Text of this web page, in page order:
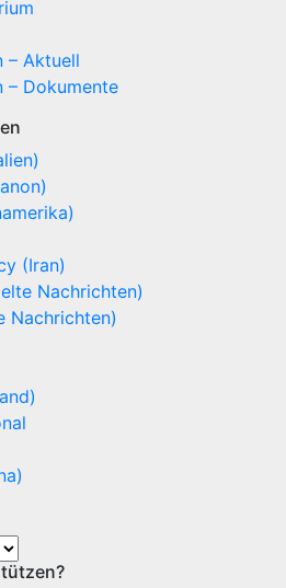
– Aktuell
– Dokumente
(Iran)
Nachrichten)
Nachrichten)